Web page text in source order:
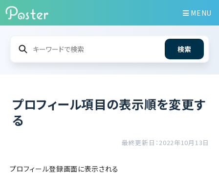
MENU
検索
プロフィール項目の表示順を変更す
る
最終更新日：2022年10月13日
プロフィール登録画面に表示される